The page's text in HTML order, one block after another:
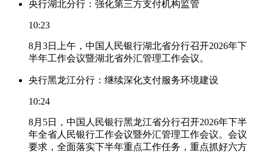
央行湖北分行：强化第三方支付机构监管
10:23
8月3日上午，中国人民银行湖北省分行召开2026年下
半年工作会议暨湖北省外汇管理工作会议。
央行黑龙江分行：继续深化支付服务环境建设
10:24
8月5日，中国人民银行黑龙江省分行召开2026年下半
年全省人民银行工作会议暨外汇管理工作会议。会议
要求，全面落实下半年重点工作任务，重点抓好六方